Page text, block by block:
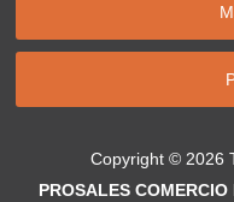
Copyright © 2026
PROSALES